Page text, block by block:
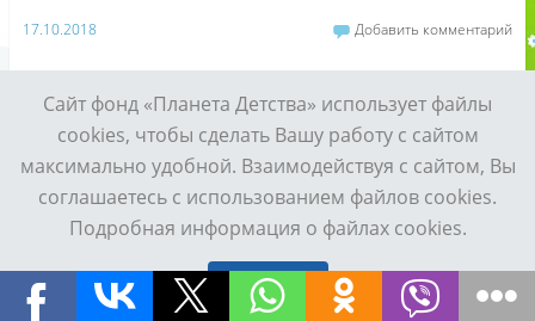
17.10.2018 Добавить комментарий
Просмотр полной версии сайта
Сайт работает на WordPress
Сайт фонд «Планета Детства» использует файлы
cookies, чтобы сделать Вашу работу с сайтом
максимально удобной. Взаимодействуя с сайтом, Вы
соглашаетесь с использованием файлов cookies.
Подробная информация о файлах cookies.
Принять